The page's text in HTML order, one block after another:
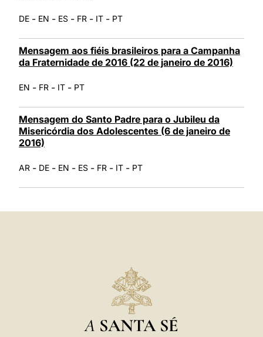
DE - EN - ES - FR - IT - PT
Mensagem aos fiéis brasileiros para a Campanha
da Fraternidade de 2016 (22 de janeiro de 2016)
EN - FR - IT - PT
Mensagem do Santo Padre para o Jubileu da
Misericórdia dos Adolescentes (6 de janeiro de
2016)
AR - DE - EN - ES - FR - IT - PT
A SANTA SÉ